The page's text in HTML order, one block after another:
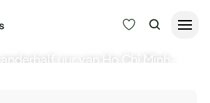
anderhalf uur van Ho Chi Minh-